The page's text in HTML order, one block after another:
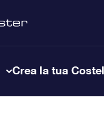
Crea la tua